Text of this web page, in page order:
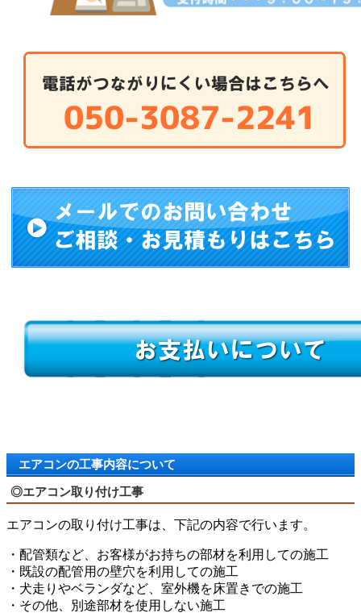
エアコンの工事内容について
◎エアコン取り付け工事
エアコンの取り付け工事は、下記の内容で行います。
・配管類など、お客様がお持ちの部材を利用しての施工
・既設の配管用の壁穴を利用しての施工
・犬走りやベランダなど、室外機を床置きでの施工
・その他、別途部材を使用しない施工